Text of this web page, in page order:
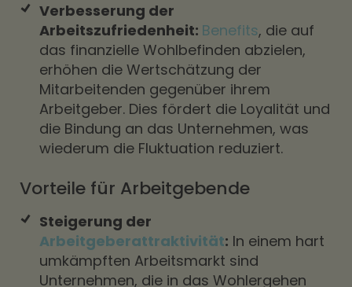
Verbesserung der
Arbeitszufriedenheit: Benefits, die auf
das finanzielle Wohlbefinden abzielen,
erhöhen die Wertschätzung der
Mitarbeitenden gegenüber ihrem
Arbeitgeber. Dies fördert die Loyalität und
die Bindung an das Unternehmen, was
wiederum die Fluktuation reduziert.
Vorteile für Arbeitgebende
Steigerung der
Arbeitgeberattraktivität: In einem hart
umkämpften Arbeitsmarkt sind
Unternehmen, die in das Wohlergehen